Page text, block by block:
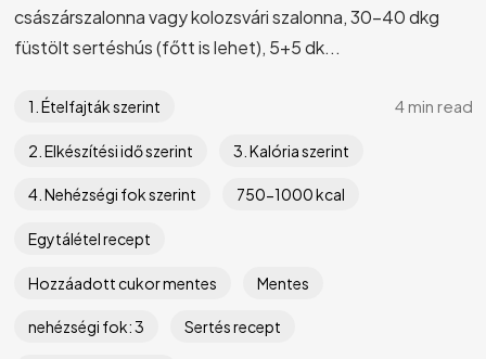
császárszalonna vagy kolozsvári szalonna, 30-40 dkg
füstölt sertéshús (főtt is lehet), 5+5 dk...
1. Ételfajták szerint
2. Elkészítési idő szerint 3. Kalória szerint
4. Nehézségi fok szerint 750-1000 kcal
Egytálétel recept
Hozzáadott cukor mentes Mentes
nehézségi fok: 3 Sertés recept
4 min read